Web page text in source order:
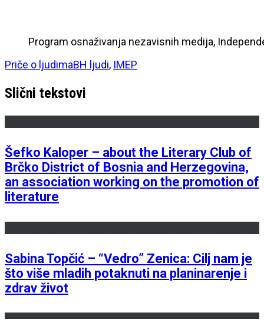
Program osnaživanja nezavisnih medija,
Priče o ljudimaBH ljudi, IMEP
Slični tekstovi
Šefko Kaloper – about the Literary Club of
Brčko District of Bosnia and Herzegovina,
an association working on the promotion of
literature
Sabina Topčić – “Vedro” Zenica: Cilj nam je
što više mladih potaknuti na planinarenje i
zdrav život